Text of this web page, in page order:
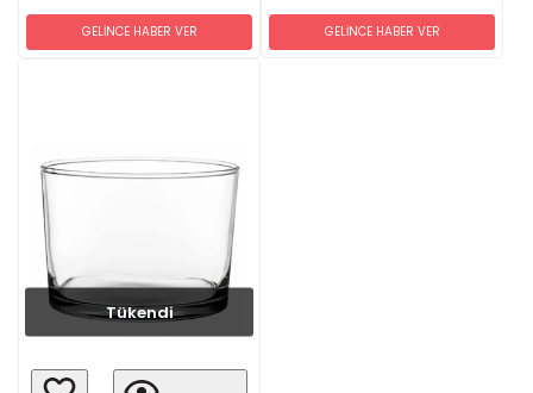
GELİNCE HABER VER GELİNCE HABER VER
Tükendi